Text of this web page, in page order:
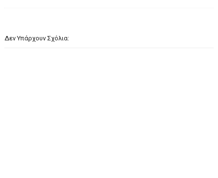
Δεν Υπάρχουν Σχόλια: